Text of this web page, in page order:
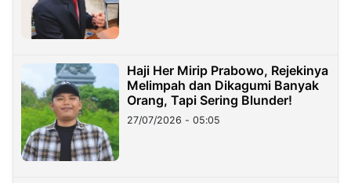
Haji Her Mirip Prabowo, Rejekinya
Melimpah dan Dikagumi Banyak
Orang, Tapi Sering Blunder!
27/07/2026 - 05:05